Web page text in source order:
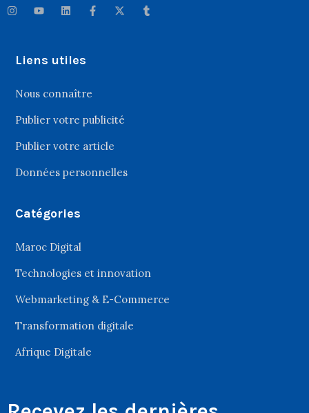
Liens utiles
Nous connaître
Publier votre publicité
Publier votre article
Données personnelles
Catégories
Maroc Digital
Technologies et innovation
Webmarketing & E-Commerce
Transformation digitale
Afrique Digitale